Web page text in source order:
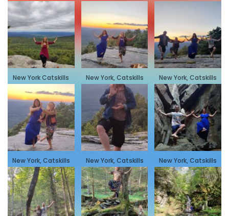
New York Catskills New York, Catskills New York, Catskills
New York, Catskills New York, Catskills New York, Catskills